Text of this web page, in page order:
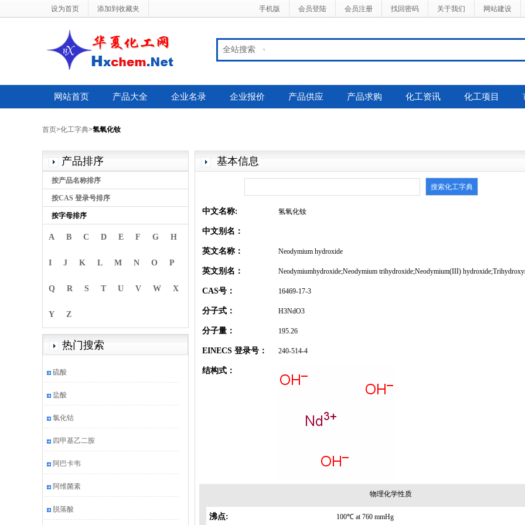
设为首页 添加到收藏夹 手机版 会员登陆 会员注册 找回密码 关于我们 网站建设
全站搜索
网站首页 产品大全 企业名录 企业报价 产品供应 产品求购 化工资讯 化工项目
首页>化工字典>氢氧化钕
产品排序
按产品名称排序
按CAS 登录号排序
按字母排序
A B C D E F G H
I J K L M N O P
Q R S T U V W X
Y Z
热门搜索
硫酸
盐酸
氯化钴
四甲基乙二胺
阿巴卡韦
阿维菌素
脱落酸
基本信息
中文名称: 氢氧化钕
中文别名：
英文名称： Neodymium hydroxide
英文别名： Neodymiumhydroxide;Neodymium trihydroxide;Neodymium(III)
CAS号： 16469-17-3
分子式： H3NdO3
分子量： 195.26
EINECS 登录号： 240-514-4
结构式：
物理化学性质
沸点: 100℃ at 760 mmHg